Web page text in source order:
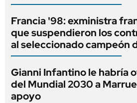
Francia '98: exministra
que suspendieron los
al seleccionado campeón
Gianni Infantino le habría
del Mundial 2030 a
apoyo